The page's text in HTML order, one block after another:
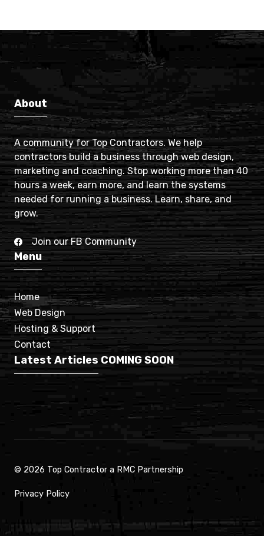
About
A community for Top Contractors. We help
contractors build a business through web design,
marketing and coaching. Stop working more than 40
hours a week, earn more, and learn the systems
needed for running a business. Learn, share, and
grow.
Join our FB Community
Menu
Home
Web Design
Hosting & Support
Contact
Latest Articles COMING SOON
© 2026 Top Contractor a RMC Partnership
Privacy Policy